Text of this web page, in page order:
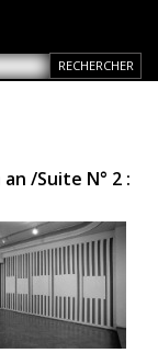
/Suite N° 2 :